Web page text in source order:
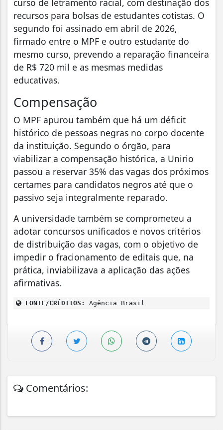
recursos para bolsas de estudantes cotistas. O
segundo foi assinado em abril de 2026,
firmado entre o MPF e outro estudante do
mesmo curso, prevendo a reparação financeira
de R$ 720 mil e as mesmas medidas
educativas.
Compensação
O MPF apurou também que há um déficit
histórico de pessoas negras no corpo docente
da instituição. Segundo o órgão, para
viabilizar a compensação histórica, a Unirio
passou a reservar 35% das vagas dos próximos
certames para candidatos negros até que o
passivo seja integralmente reparado.
A universidade também se comprometeu a
adotar concursos unificados e novos critérios
de distribuição das vagas, com o objetivo de
impedir o fracionamento de editais que, na
prática, inviabilizava a aplicação das ações
afirmativas.
FONTE/CRÉDITOS: Agência Brasil
Comentários: